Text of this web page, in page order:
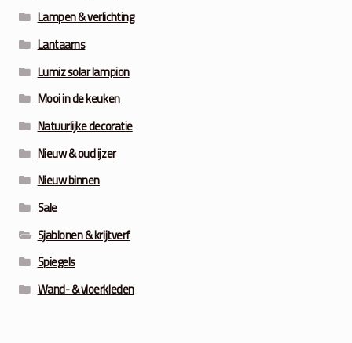
Lampen & verlichting
Lantaarns
Lumiz solar lampion
Mooi in de keuken
Natuurlijke decoratie
Nieuw & oud ijzer
Nieuw binnen
Sale
Sjablonen & krijtverf
Spiegels
Wand- & vloerkleden